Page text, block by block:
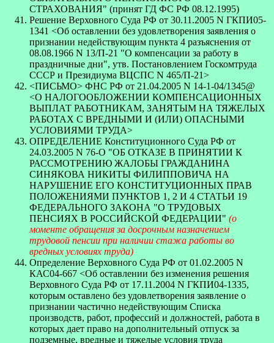
СТРАХОВАНИЯ" (принят ГД ФС РФ 08.12.1995)
Решение Верховного Суда РФ от 30.11.2005 N ГКПИ05-
1341 <Об оставлении без удовлетворения заявления о
признании недействующим пункта 4 разъяснения от
08.08.1966 N 13/П-21 "О компенсации за работу в
праздничные дни", утв. Постановлением Госкомтруда
СССР и Президиума ВЦСПС N 465/П-21>
<ПИСЬМО> ФНС РФ от 21.04.2005 N 14-1-04/1345@
<О НАЛОГООБЛОЖЕНИИ КОМПЕНСАЦИОННЫХ
ВЫПЛАТ РАБОТНИКАМ, ЗАНЯТЫМ НА ТЯЖЕЛЫХ
РАБОТАХ С ВРЕДНЫМИ И (ИЛИ) ОПАСНЫМИ
УСЛОВИЯМИ ТРУДА>
ОПРЕДЕЛЕНИЕ Конституционного Суда РФ от
24.03.2005 N 76-О "ОБ ОТКАЗЕ В ПРИНЯТИИ К
РАССМОТРЕНИЮ ЖАЛОБЫ ГРАЖДАНИНА
СИНЯКОВА НИКИТЫ ФИЛИППОВИЧА НА
НАРУШЕНИЕ ЕГО КОНСТИТУЦИОННЫХ ПРАВ
ПОЛОЖЕНИЯМИ ПУНКТОВ 1, 2 И 4 СТАТЬИ 19
ФЕДЕРАЛЬНОГО ЗАКОНА "О ТРУДОВЫХ
ПЕНСИЯХ В РОССИЙСКОЙ ФЕДЕРАЦИИ" (о
моменте обращения за досрочным назначением
трудовой пенсии при наличии стажа работы во
вредных условиях труда)
Определение Верховного Суда РФ от 01.02.2005 N
КАС04-667 <Об оставлении без изменения решения
Верховного Суда РФ от 17.11.2004 N ГКПИ04-1335,
которым оставлено без удовлетворения заявление о
признании частично недействующим Списка
производств, работ, профессий и должностей, работа в
которых дает право на дополнительный отпуск за
подземные, вредные и тяжелые условия труда